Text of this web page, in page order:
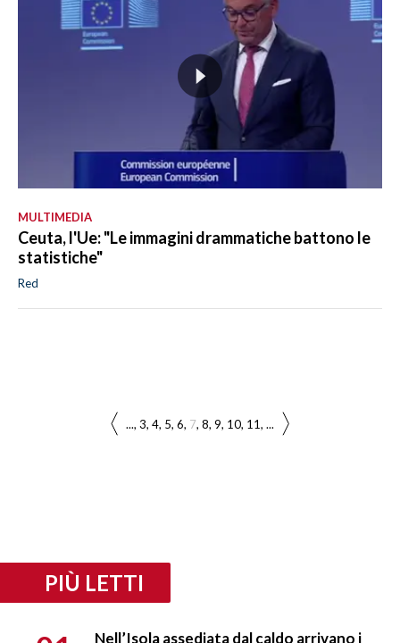
MULTIMEDIA
Ceuta, l'Ue: "Le immagini drammatiche battono le
statistiche"
Red
... 3 4 5 6 7 8 9 10 11 ...
PIÙ LETTI
Nell’Isola assediata dal caldo arrivano i